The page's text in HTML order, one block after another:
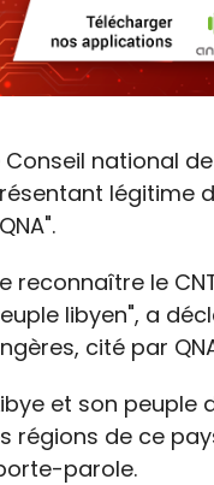
national
légitime
reconnaître le
libyen", a
cité par
et son peuple
régions de ce
parole.